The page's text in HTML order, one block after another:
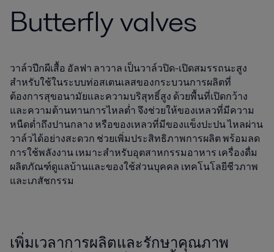
Butterfly valves
วาล์วปีกผีเสื้อ อัลฟา ลาวาล เป็นวาล์วปิด-เปิดสมรรถนะสูง
สำหรับใช้ในระบบท่อสเตนเลสของกระบวนการผลิตที่
ต้องการสุขอนามัยและความบริสุทธิ์สูง ด้วยพื้นที่เปิดกว้าง
และความต้านทานการไหลต่ำ จึงช่วยให้ของเหลวที่มีความ
หนืดต่ำถึงปานกลาง หรือของเหลวที่มีของแข็งปะปน ไหลผ่าน
วาล์วได้อย่างสะดวก ช่วยเพิ่มประสิทธิภาพการผลิต พร้อมลด
การใช้พลังงาน เหมาะสำหรับอุตสาหกรรมอาหาร เครื่องดื่ม
ผลิตภัณฑ์ดูแลบ้านและของใช้ส่วนบุคคล เทคโนโลยีชีวภาพ
และเภสัชกรรม
เพิ่มเวลาการผลิตและรักษาคุณภาพ